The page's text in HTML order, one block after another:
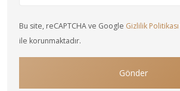
Bu site, reCAPTCHA ve Google Gizlilik Politikası
ile korunmaktadır.
Gönder